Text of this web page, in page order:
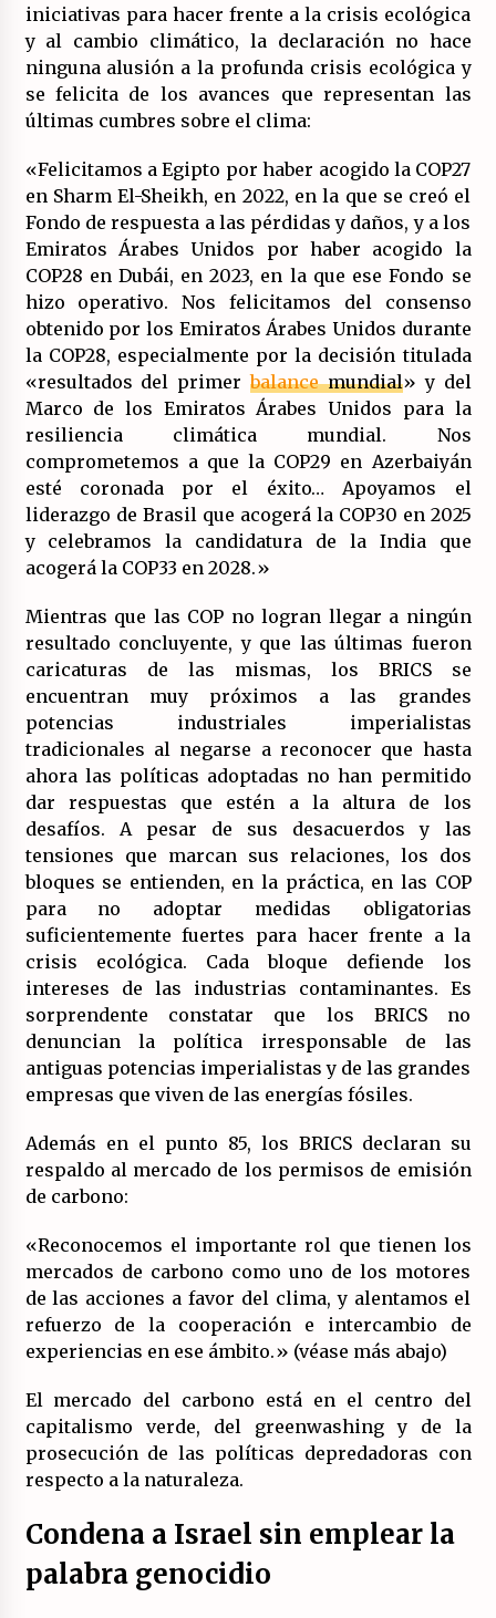
iniciativas para hacer frente a la crisis ecológica
y al cambio climático, la declaración no hace
ninguna alusión a la profunda crisis ecológica y
se felicita de los avances que representan las
últimas cumbres sobre el clima:
«Felicitamos a Egipto por haber acogido la COP27
en Sharm El-Sheikh, en 2022, en la que se creó el
Fondo de respuesta a las pérdidas y daños, y a los
Emiratos Árabes Unidos por haber acogido la
COP28 en Dubái, en 2023, en la que ese Fondo se
hizo operativo. Nos felicitamos del consenso
obtenido por los Emiratos Árabes Unidos durante
la COP28, especialmente por la decisión titulada
«resultados del primerbalancemundial» y del
Marco de los Emiratos Árabes Unidos para la
resiliencia climática mundial. Nos
comprometemos a que la COP29 en Azerbaiyán
esté coronada por el éxito… Apoyamos el
liderazgo de Brasil que acogerá la COP30 en 2025
y celebramos la candidatura de la India que
acogerá la COP33 en 2028.»
Mientras que las COP no logran llegar a ningún
resultado concluyente, y que las últimas fueron
caricaturas de las mismas, los BRICS se
encuentran muy próximos a las grandes
potencias industriales imperialistas
tradicionales al negarse a reconocer que hasta
ahora las políticas adoptadas no han permitido
dar respuestas que estén a la altura de los
desafíos. A pesar de sus desacuerdos y las
tensiones que marcan sus relaciones, los dos
bloques se entienden, en la práctica, en las COP
para no adoptar medidas obligatorias
suficientemente fuertes para hacer frente a la
crisis ecológica. Cada bloque defiende los
intereses de las industrias contaminantes. Es
sorprendente constatar que los BRICS no
denuncian la política irresponsable de las
antiguas potencias imperialistas y de las grandes
empresas que viven de las energías fósiles.
Además en el punto 85, los BRICS declaran su
respaldo al mercado de los permisos de emisión
de carbono:
«Reconocemos el importante rol que tienen los
mercados de carbono como uno de los motores
de las acciones a favor del clima, y alentamos el
refuerzo de la cooperación e intercambio de
experiencias en ese ámbito.» (véase más abajo)
El mercado del carbono está en el centro del
capitalismo verde, del greenwashing y de la
prosecución de las políticas depredadoras con
respecto a la naturaleza.
Condena a Israel sin emplear la
palabra genocidio